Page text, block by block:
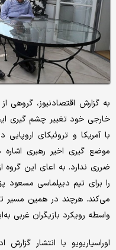
به گزارش اقتصادنیوز، گروهی
خارجی خود تغییر چشم گیری
با آمریکا و تروئیکای
موضع گیری اخیر رهبری اشاره
ضرری ندارد. به اعای ‌این گروه
را برای تیم دیپلماسی مسعود
‌می‌کند. هرچند در همین مسیر
واسطه رویکرد بازیگران غربی
اوراسیاریویو با انتشار